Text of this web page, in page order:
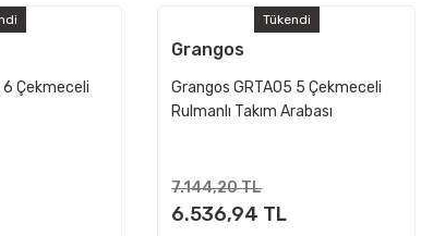
Çekmeceli
Tükendi
Grangos
Grangos GRTA05 5 Çekmeceli
Rulmanlı Takım Arabası
7.144,20 TL
6.536,94 TL